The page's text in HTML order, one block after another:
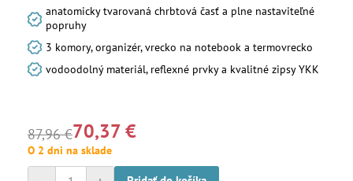
anatomicky tvarovaná chrbtová časť a plne nastaviteľné
popruhy
3 komory, organizér, vrecko na notebook a termovrecko
vodoodolný materiál, reflexné prvky a kvalitné zipsy YKK
87,96 €70,37 €
O 2 dni na sklade